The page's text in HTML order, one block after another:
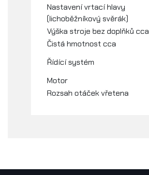
Nastavení vrtací hlavy
(lichoběžníkový svěrák)
Výška stroje bez doplňků cca
Čistá hmotnost cca
Řídící systém
Motor
Rozsah otáček vřetena